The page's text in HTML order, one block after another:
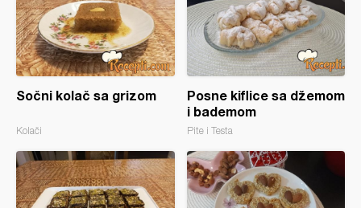
Sočni kolač sa grizom
Kolači
Posne kiflice sa džemom
i bademom
Pite i Testa